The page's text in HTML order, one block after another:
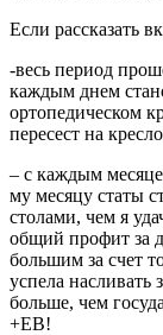
Если рассказать
-весь период
каждым днем
ортопедическом
пересест на
– с каждым
му месяцу статы
столами, чем я
общий профит за
большим за счет
успела насливать
больше, чем
+ЕВ!